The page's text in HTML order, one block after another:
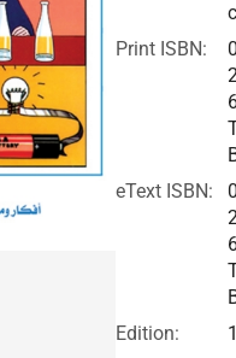
Print ISBN:
eText ISBN:
Edition: